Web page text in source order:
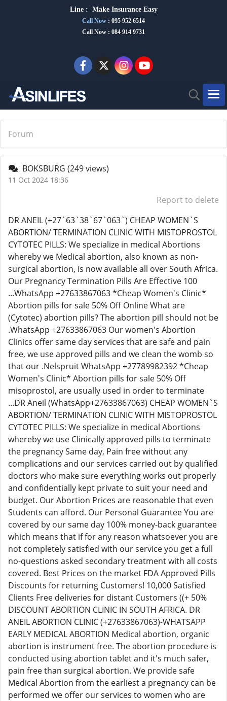
Line : Make Insurance Easy
Call Now : 095 952 6514
Call Now : 084 914 9731
Forum
BOKSBURG (249 views)
11 Oct 2024 18:36
Report to delete
DR ANEIL (+27`63`38`67`063`) CHEAP WOMEN`S
ABORTION/ TERMINATION CLINIC WITH MISTOPROSTOL
CYTOTEC PILLS: We specialize in medical Abortions
whereby we Medical abortion, also known as non-
surgical abortion, is now available all over South Africa.
Our Pregnancy Termination Pills Are Effective 100
...WhatsApp +27633867063 *Cheap Women's Clinic*
Abortion pills for sale 50% Off Online What are
(Cytotec) abortion pills? The abortion pill should not be
.WhatsApp +27633867063 Our women's Abortion
Clinics offer same day services that are safe and pain
free, we use approved pills and we clean the womb so
that our .Nelspruit WhatsApp +27789982392 *Cheap
Women's Clinic* Abortion pills for sale 50% Off
misoprostol, are usually used in order to terminate
...DR Aneil (WhatsApp+27633867063) CHEAP WOMEN`S
ABORTION/ TERMINATION CLINIC WITH MISTOPROSTOL
CYTOTEC PILLS: We specialize in medical Abortions
whereby we use Clinically approved pills to terminate
the pregnancy Same day, Pain free without any
complications and our services carried out by qualified
doctors who make sure everything works out properly
and confidentially kept private to suit your need and
budget. Our Abortion Prices are reasonable that even
Students can afford. Our Personal Guarantee You are
covered by our same day 100% money-back guarantee
which means that if for any reason whatsoever you are
not completely satisfied with our service you get a full
no-questions asked secondary treatment with all costs
covered. Best Prices on the market FDA Approved Pills
Discounts for returning Customers! 10,000 Satisfied
Clients Free deliveries for distant Customers ((+ 50%
DISCOUNT ABORTION CLINIC IN SOUTH AFRICA. DR
ANEIL ABORTION CLINIC (+27633867063)-WHATSAPP
EARLY MEDICAL ABORTION Medical abortion, organic
abortion is instrument free. The abortion procedure is
conducted using abortion tablet and it's much safer,
pain free than surgical abortion. We provide safe
Medical Abortion from the earliest a pregnancy can be
performed we offer our services to women who are